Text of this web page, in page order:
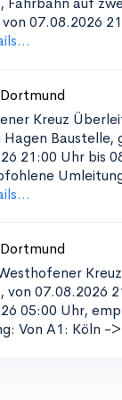
07.08.2026
Dortmund
Kreuz
Hagen Baustelle,
21:00 Uhr bis
Dortmund
Kreuz
von 07.08.2026
05:00 Uhr,
Von A1: Köln -